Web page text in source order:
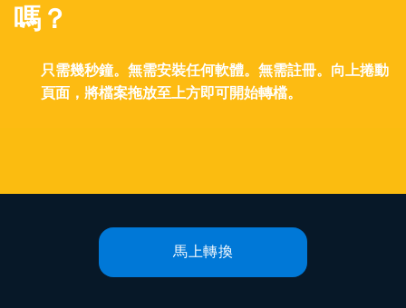
嗎？
只需幾秒鐘。無需安裝任何軟體。無需註冊。向上捲動
頁面，將檔案拖放至上方即可開始轉檔。
馬上轉換